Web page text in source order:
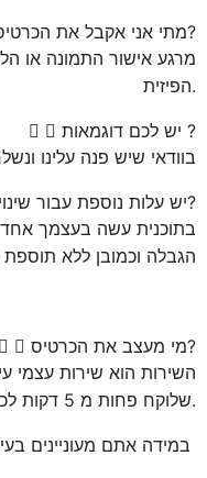
מתי אני אקבל את הכרטיס הקשיח החכם?
מרגע אישור התמונה או
הפיזית.
יש לכם דוגמאות ?
בוודאי שיש פנה עלינו
יש עלות נוספת עבור שינויים בכרטיס?
בתוכנית עשה בעצמך אחד
הגבלה וכמובן ללא
מי מעצב את הכרטיס?
השירות הוא שירות עצמי
שלוקח פחות מ 5 דקות לכרטיס.